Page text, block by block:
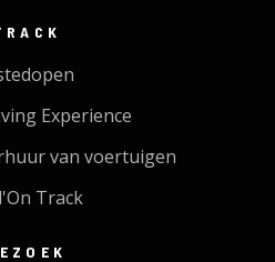
Experience
van voertuigen
Track